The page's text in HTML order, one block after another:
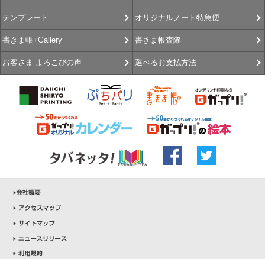
テンプレート オリジナルノート特急便
書きま帳+Gallery 書きま帳査隊
お客さま よろこびの声 選べるお支払方法